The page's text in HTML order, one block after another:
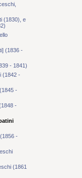
(1830), e
(1836 -
- 1841)
(1842 -
-
-
-
(1861